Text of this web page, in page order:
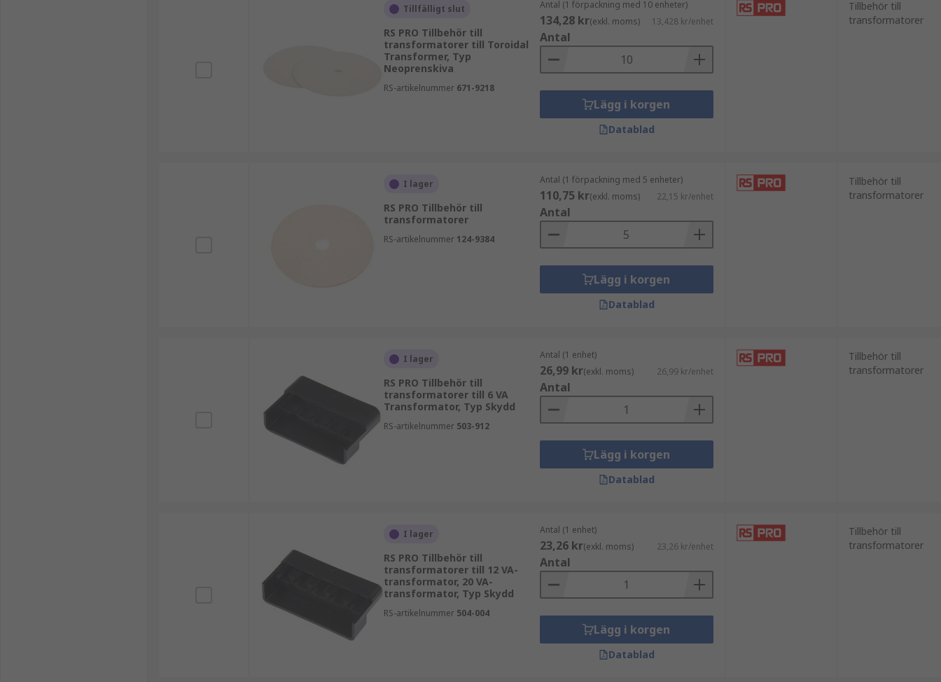
Tillfälligt slut
RS PRO Tillbehör till
transformatorer till Toroidal
Transformer, Typ
Neoprenskiva
RS-artikelnummer 671-9218
Antal (1 förpackning med 10 enheter)
134,28 kr(exkl. moms) 13,428 kr/enhet
Antal
Lägg i korgen
Datablad
Tillbehör till
transformatorer
I lager
RS PRO Tillbehör till
transformatorer
RS-artikelnummer 124-9384
Antal (1 förpackning med 5 enheter)
110,75 kr(exkl. moms) 22,15 kr/enhet
Antal
Lägg i korgen
Datablad
Tillbehör till
transformatorer
I lager
RS PRO Tillbehör till
transformatorer till 6 VA
Transformator, Typ Skydd
RS-artikelnummer 503-912
Antal (1 enhet)
26,99 kr(exkl. moms) 26,99 kr/enhet
Antal
Lägg i korgen
Datablad
Tillbehör till
transformatorer
I lager
RS PRO Tillbehör till
transformatorer till 12 VA-
transformator, 20 VA-
transformator, Typ Skydd
RS-artikelnummer 504-004
Antal (1 enhet)
23,26 kr(exkl. moms) 23,26 kr/enhet
Antal
Lägg i korgen
Datablad
Tillbehör till
transformatorer